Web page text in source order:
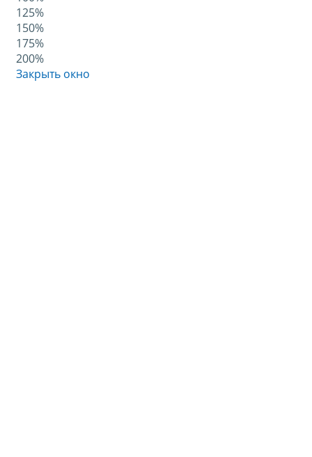
125%
150%
175%
200%
Закрыть окно